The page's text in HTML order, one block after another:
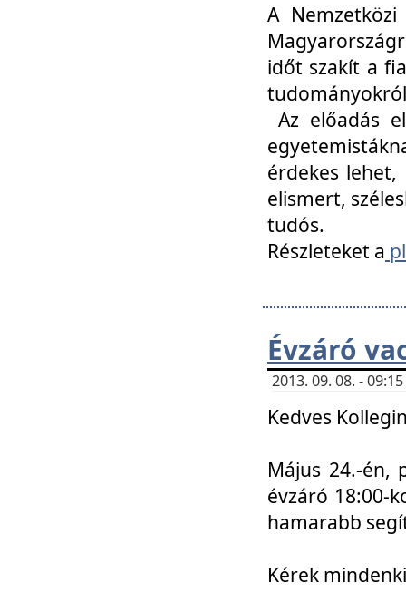
A
időt szakít a
Az előadás
érdekes lehet,
elismert,
tudós.
Részleteket a
Évzáró
2013. 09. 08. -
Kedves
Május 24.-én,
évzáró 18:00-
hamarabb
Kérek